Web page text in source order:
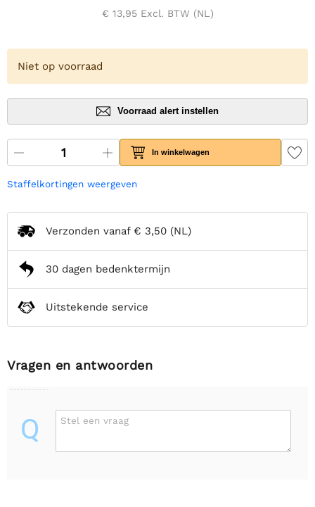
€ 13,95Excl. BTW (NL)
Niet op voorraad
Voorraad alert instellen
In winkelwagen
Staffelkortingen weergeven
Verzonden vanaf € 3,50 (NL)
30 dagen bedenktermijn
Uitstekende service
Vragen en antwoorden
Q Stel een vraag